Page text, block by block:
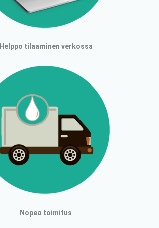
Helppo tilaaminen verkossa
Nopea toimitus